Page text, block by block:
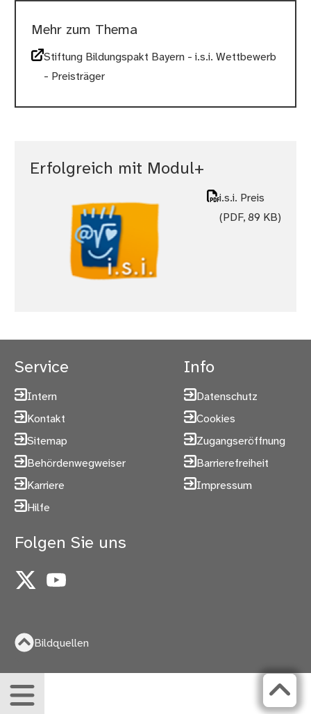
Mehr zum Thema
Stiftung Bildungspakt Bayern - i.s.i. Wettbewerb
- Preisträger
Erfolgreich mit Modul+
i.s.i. Preis
(PDF, 89 KB)
Service
Intern
Kontakt
Sitemap
Behördenwegweiser
Karriere
Hilfe
Info
Datenschutz
Cookies
Zugangseröffnung
Barrierefreiheit
Impressum
Folgen Sie uns
X YouTube
Bildquellen
Menü